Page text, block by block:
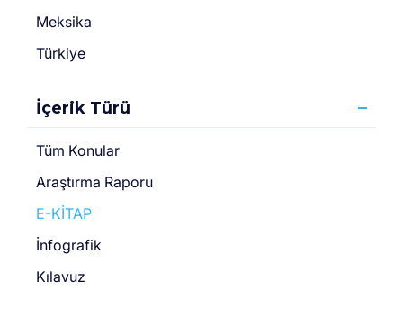
Meksika
Türkiye
İçerik Türü
Tüm Konular
Araştırma Raporu
E-KİTAP
İnfografik
Kılavuz